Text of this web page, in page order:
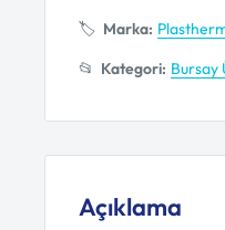
🏷️ Marka:
📂 Kategori: Bursay
Açıklama